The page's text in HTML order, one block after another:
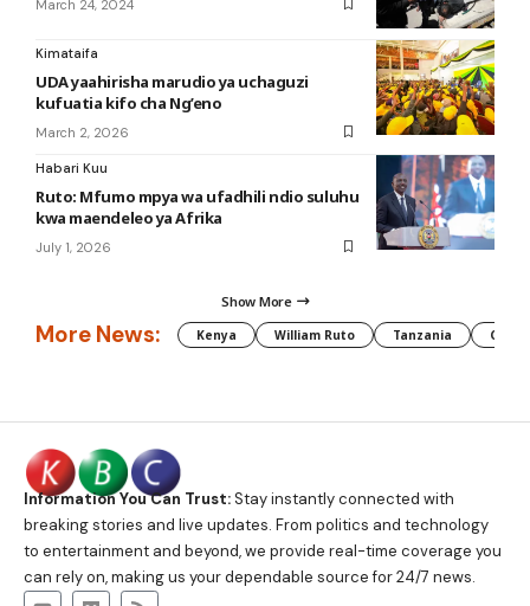
March 24, 2024
Kimataifa
UDA yaahirisha marudio ya uchaguzi
kufuatia kifo cha Ng’eno
March 2, 2026
Habari Kuu
Ruto: Mfumo mpya wa ufadhili ndio suluhu
kwa maendeleo ya Afrika
July 1, 2026
Show More
More News: Kenya William Ruto Tanzania CAF
Information You Can Trust:Stay instantly connected with
breaking stories and live updates. From politics and technology
to entertainment and beyond, we provide real-time coverage you
can rely on, making us your dependable source for 24/7 news.